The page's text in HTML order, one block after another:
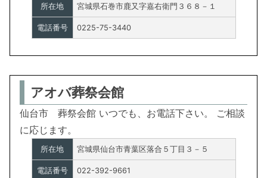
所在地 宮城県石巻市鹿又字嘉右衛門３６８－１
電話番号 0225-75-3440
アオバ葬祭会館
仙台市 葬祭会館 いつでも、お電話下さい。 ご相談
に応じます。
所在地 宮城県仙台市青葉区落合５丁目３－５
電話番号 022-392-9661